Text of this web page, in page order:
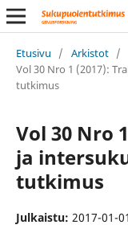
Etusivu / Arkistot /
Vol 30 Nro 1 (2017):
tutkimus
Vol 30 Nro
ja
tutkimus
Julkaistu: 2017-01-01